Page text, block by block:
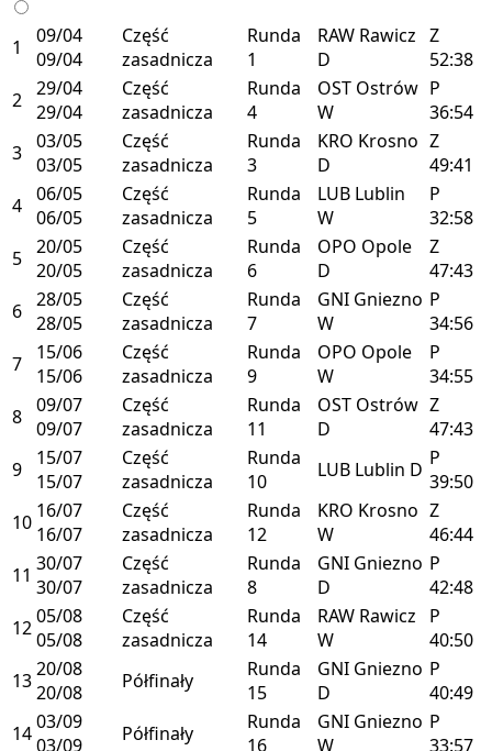
1
09/04
09/04
Część
zasadnicza
Runda
1
RAW Rawicz
D
Z
52:38
2 29/04
29/04
Część
zasadnicza
Runda
4
OST Ostrów
W
P
36:54
3 03/05
03/05
Część
zasadnicza
Runda
3
KRO Krosno
D
Z
49:41
4 06/05
06/05
Część
zasadnicza
Runda
5
LUB Lublin
W
P
32:58
5 20/05
20/05
Część
zasadnicza
Runda
6
OPO Opole
D
Z
47:43
6 28/05
28/05
Część
zasadnicza
Runda
7
GNI Gniezno
W
P
34:56
7
15/06
15/06
Część
zasadnicza
Runda
9
OPO Opole
W
P
34:55
8 09/07
09/07
Część
zasadnicza
Runda
11
OST Ostrów
D
Z
47:43
9
15/07
15/07
Część
zasadnicza
Runda
10
LUB Lublin D P
39:50
10 16/07
16/07
Część
zasadnicza
Runda
12
KRO Krosno
W
Z
46:44
11 30/07
30/07
Część
zasadnicza
Runda
8
GNI Gniezno
D
P
42:48
1205/08
05/08
Część
zasadnicza
Runda
14
RAW Rawicz
W
P
40:50
1320/08
20/08
Półfinały
Runda
15
GNI Gniezno
D
P
40:49
1403/09
03/09
Półfinały
Runda
16
GNI Gniezno
W
P
33:57